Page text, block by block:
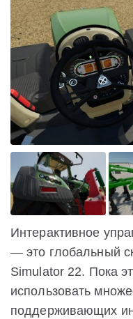
Интерактивное
— это глобальный
Simulator 22. Пока
использовать
поддерживающих